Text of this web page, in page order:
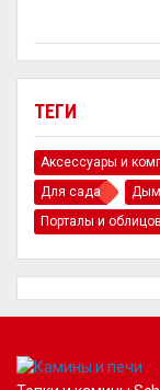
ТЕГИ
Аксессуары и
Для сада
Порталы и